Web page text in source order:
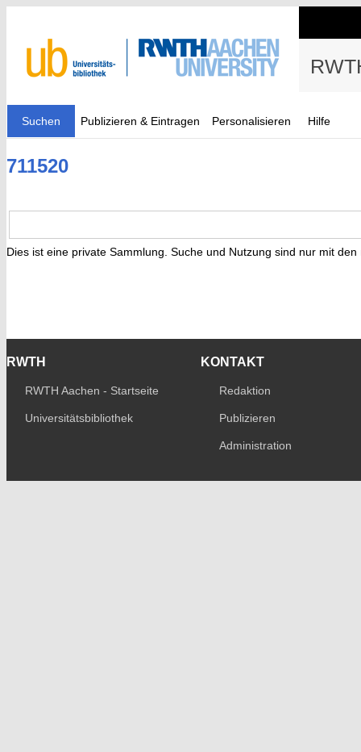
Suchen Publizieren & Eintragen Personalisieren Hilfe
711520
Dies ist eine private Sammlung. Suche und Nutzung sind nur mit
RWTH
RWTH Aachen - Startseite
Universitätsbibliothek
KONTAKT
Redaktion
Publizieren
Administration